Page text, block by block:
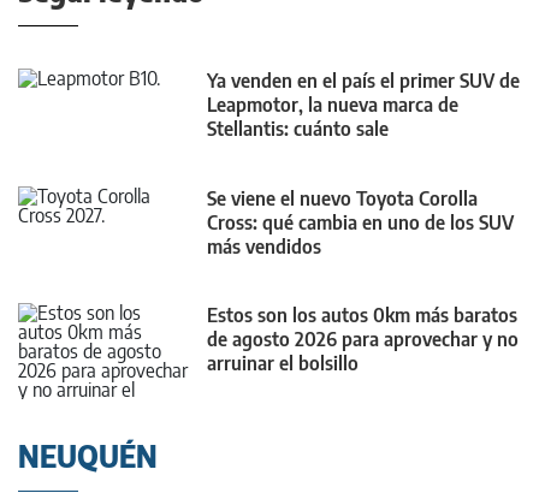
Ya venden en el país el primer SUV de
Leapmotor, la nueva marca de
Stellantis: cuánto sale
Se viene el nuevo Toyota Corolla
Cross: qué cambia en uno de los SUV
más vendidos
Estos son los autos 0km más baratos
de agosto 2026 para aprovechar y no
arruinar el bolsillo
NEUQUÉN